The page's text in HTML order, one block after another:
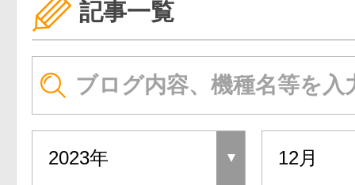
記事一覧